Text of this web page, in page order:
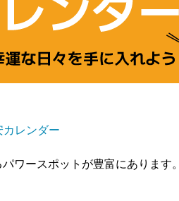
カレンダー
ワースポットが豊富にあります。